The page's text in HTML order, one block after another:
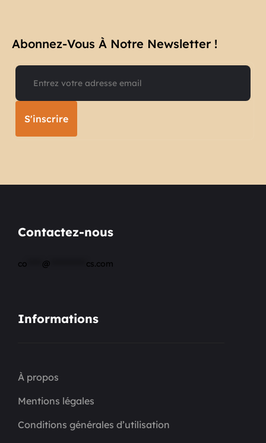
Abonnez-Vous À Notre Newsletter !​
S'inscrire
Contactez-nous
co @ cs.com
Informations
À propos
Mentions légales
Conditions générales d’utilisation